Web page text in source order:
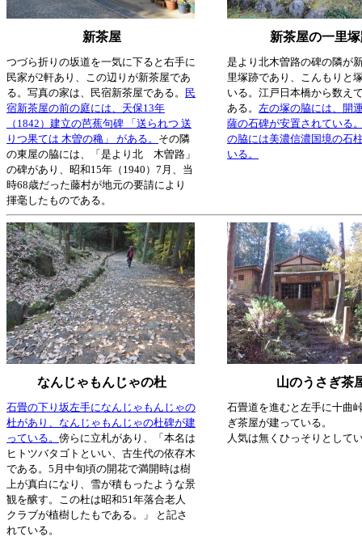
新茶屋 新茶屋の一里
つづら折りの坂道を一気に下ると右手に
民家が2軒あり、この辺りが新茶屋であ
る。写真の家は、民宿新茶屋である。
民
宿新茶屋の前の庭には、 天保13年
（1842）建立の芭蕉句碑 「送られつ 送
りつ果ては 木曽の穐」 がある。 その隣
の東屋の脇には、「是より北 木曽路」
の碑があり、昭和15年（1940）7月、当
時68歳だった藤村が地元の要請により
揮毫したものである。
是より北木曽路の碑の隣が
里塚跡であり、こんもりと
いる。江戸日本橋から数え
ある。 左の塚の脇には、開
薩の石碑が安置されている
の脇には美濃信濃国境の石
いる。
なんじゃもんじゃの杜 山のうさぎ茶
石畳の下り坂左手になんじゃもんじゃの
杜があり、なんじゃもんじゃの杜碑が建
っている。 傍らに立札があり、「本名は
ヒトツバタゴトといい、古生代の依存木
である。5月中旬頃の開花で満開時は樹
上が真白になり、雪が積もったような景
観を醸す。この杜は昭和51年落合老人
クラブが植樹したもである。」 と記さ
れている。
石畳道を進むと左手に十曲
ぎ茶屋が建っている。
人気は無くひっそりとして